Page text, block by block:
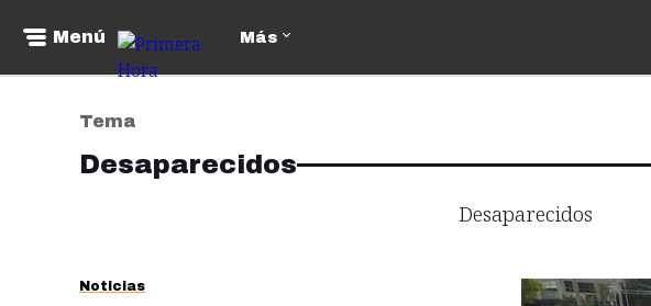
Menú Más
Tema
Desaparecidos
Desaparecidos
Noticias